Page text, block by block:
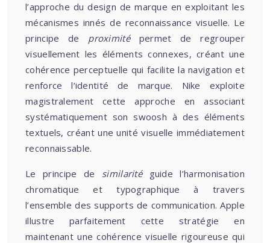
l’approche du design de marque en exploitant les
mécanismes innés de reconnaissance visuelle. Le
principe de proximité permet de regrouper
visuellement les éléments connexes, créant une
cohérence perceptuelle qui facilite la navigation et
renforce l’identité de marque. Nike exploite
magistralement cette approche en associant
systématiquement son swoosh à des éléments
textuels, créant une unité visuelle immédiatement
reconnaissable.
Le principe de similarité guide l’harmonisation
chromatique et typographique à travers
l’ensemble des supports de communication. Apple
illustre parfaitement cette stratégie en
maintenant une cohérence visuelle rigoureuse qui